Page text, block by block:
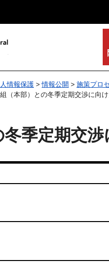
情報保護 >情報公開 > 施策プロ
（本部）との冬季定期交渉に向
季定期交